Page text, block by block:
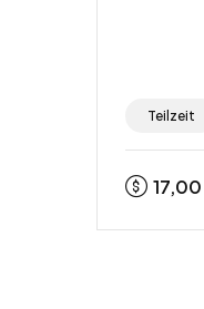
Teilzeit
17,00